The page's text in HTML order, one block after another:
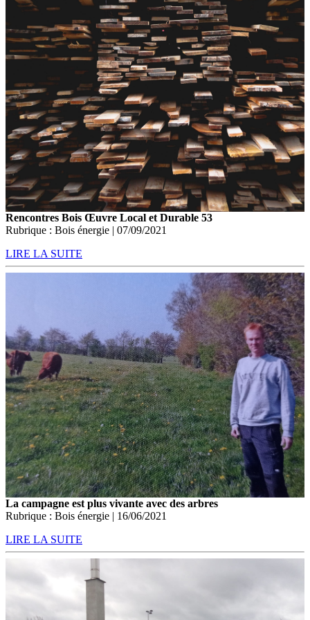
Rencontres Bois Œuvre Local et Durable 53
Rubrique : Bois énergie | 07/09/2021
LIRE LA SUITE
La campagne est plus vivante avec des arbres
Rubrique : Bois énergie | 16/06/2021
LIRE LA SUITE